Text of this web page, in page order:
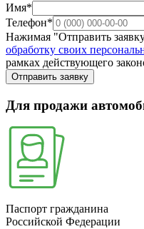
Имя*
Телефон*
Нажимая "Отправить
обработку своих
рамках действующего
Отправить заявку
Для продажи
Паспорт гражданина
Российской Федерации